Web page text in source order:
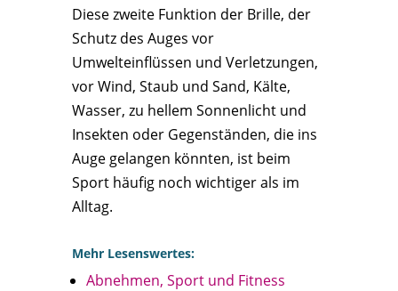
Diese zweite Funktion der Brille, der
Schutz des Auges vor
Umwelteinflüssen und Verletzungen,
vor Wind, Staub und Sand, Kälte,
Wasser, zu hellem Sonnenlicht und
Insekten oder Gegenständen, die ins
Auge gelangen könnten, ist beim
Sport häufig noch wichtiger als im
Alltag.
Mehr Lesenswertes:
Abnehmen, Sport und Fitness